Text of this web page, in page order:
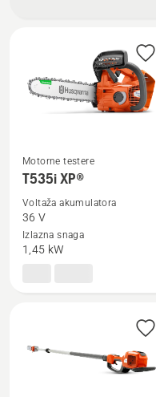
Pogledajte
više
detalja
T535i
Motorne testere
T535i XP®
Voltaža akumulatora
36 V
Izlazna snaga
1,45 kW